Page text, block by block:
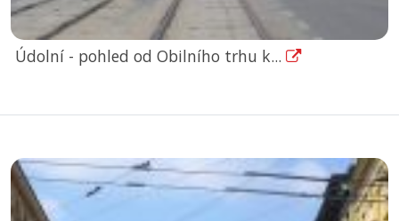
Údolní - pohled od Obilního trhu k...